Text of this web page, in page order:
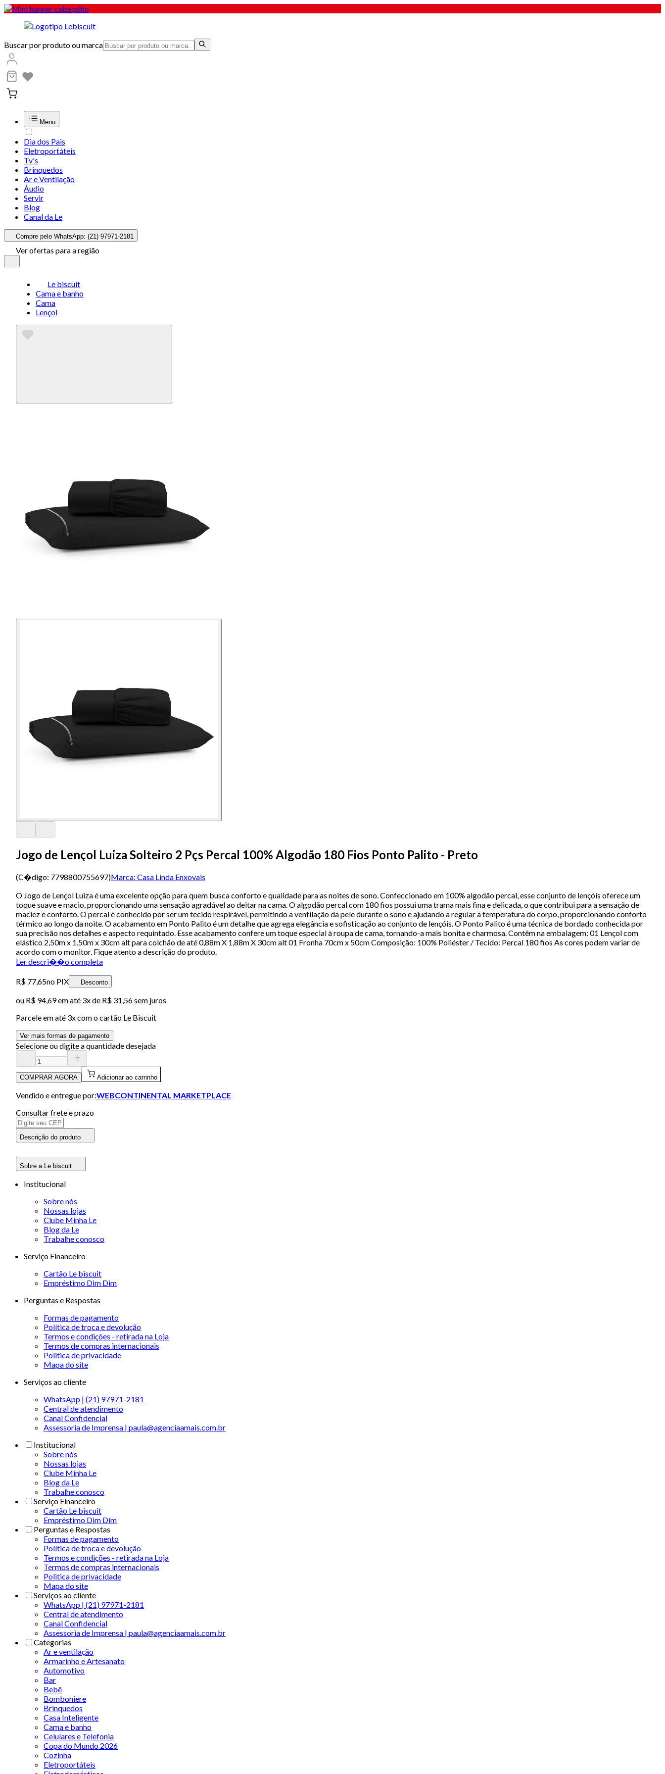
Buscar por produto ou marca
Menu
Dia dos Pais
Eletroportáteis
Tv's
Brinquedos
Ar e Ventilação
Áudio
Servir
Blog
Canal da Le
Compre pelo WhatsApp: (21) 97971-2181
Ver ofertas para a região
Le biscuit
Cama e banho
Cama
Lençol
Jogo de Lençol Luiza Solteiro 2 Pçs Percal 100% Algodão 180 Fios Ponto Palito - Preto
(C�digo: 7798800755697)Marca: Casa Linda Enxovais
O Jogo de Lençol Luiza é uma excelente opção para quem busca conforto e qualidade para as noites de sono. Confeccionado em 100% algodão percal, esse conjunto de lençóis oferece um
toque suave e macio, proporcionando uma sensação agradável ao deitar na cama. O algodão percal com 180 fios possui uma trama mais fina e delicada, o que contribui para a sensação de
maciez e conforto. O percal é conhecido por ser um tecido respirável, permitindo a ventilação da pele durante o sono e ajudando a regular a temperatura do corpo, proporcionando conforto
térmico ao longo da noite. O acabamento em Ponto Palito é um detalhe que agrega elegância e sofisticação ao conjunto de lençóis. O Ponto Palito é uma técnica de bordado conhecida por
sua precisão nos detalhes e aspecto requintado. Esse acabamento confere um toque especial à roupa de cama, tornando-a mais bonita e charmosa. Contêm na embalagem: 01 Lençol com
elástico 2,50m x 1,50m x 30cm alt para colchão de até 0,88m X 1,88m X 30cm alt 01 Fronha 70cm x 50cm Composição: 100% Poliéster / Tecido: Percal 180 fios As cores podem variar de
acordo com o monitor. Fique atento a descrição do produto.
Ler descri��o completa
R$ 77,65no PIX Desconto
ou R$ 94,69em até 3x de R$ 31,56 sem juros
Parcele em até 3x com o cartão Le Biscuit
Ver mais formas de pagamento
Selecione ou digite a quantidade desejada
COMPRAR AGORA Adicionar ao carrinho
Vendido e entregue por:WEBCONTINENTAL MARKETPLACE
Consultar frete e prazo
Descrição do produto
Sobre a Le biscuit
Institucional
Sobre nós
Nossas lojas
Clube Minha Le
Blog da Le
Trabalhe conosco
Serviço Financeiro
Cartão Le biscuit
Empréstimo Dim Dim
Perguntas e Respostas
Formas de pagamento
Política de troca e devolução
Termos e condições - retirada na Loja
Termos de compras internacionais
Politica de privacidade
Mapa do site
Serviços ao cliente
WhatsApp | (21) 97971-2181
Central de atendimento
Canal Confidencial
Assessoria de Imprensa | paula@agenciaamais.com.br
Institucional
Sobre nós
Nossas lojas
Clube Minha Le
Blog da Le
Trabalhe conosco
Serviço Financeiro
Cartão Le biscuit
Empréstimo Dim Dim
Perguntas e Respostas
Formas de pagamento
Política de troca e devolução
Termos e condições - retirada na Loja
Termos de compras internacionais
Politica de privacidade
Mapa do site
Serviços ao cliente
WhatsApp | (21) 97971-2181
Central de atendimento
Canal Confidencial
Assessoria de Imprensa | paula@agenciaamais.com.br
Categorias
Ar e ventilação
Armarinho e Artesanato
Automotivo
Bar
Bebê
Bomboniere
Brinquedos
Casa Inteligente
Cama e banho
Celulares e Telefonia
Copa do Mundo 2026
Cozinha
Eletroportáteis